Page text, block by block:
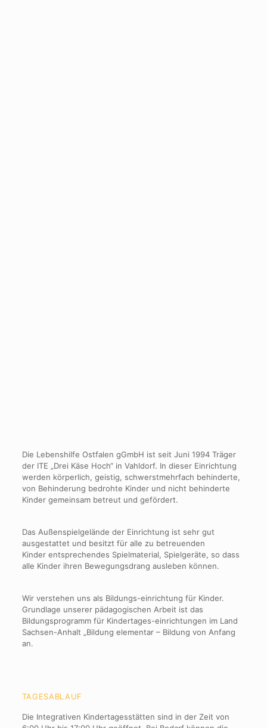
Die Lebenshilfe Ostfalen gGmbH ist seit Juni 1994 Träger
der ITE „Drei Käse Hoch“ in Vahldorf. In dieser Einrichtung
werden körperlich, geistig, schwerstmehrfach behinderte,
von Behinderung bedrohte Kinder und nicht behinderte
Kinder gemeinsam betreut und gefördert.
Das Außenspielgelände der Einrichtung ist sehr gut
ausgestattet und besitzt für alle zu betreuenden
Kinder entsprechendes Spielmaterial, Spielgeräte, so dass
alle Kinder ihren Bewegungsdrang ausleben können.
Wir verstehen uns als Bildungs-einrichtung für Kinder.
Grundlage unserer pädagogischen Arbeit ist das
Bildungsprogramm für Kindertages-einrichtungen im Land
Sachsen-Anhalt „Bildung elementar – Bildung von Anfang
an.
TAGESABLAUF
Die Integrativen Kindertagesstätten sind in der Zeit von